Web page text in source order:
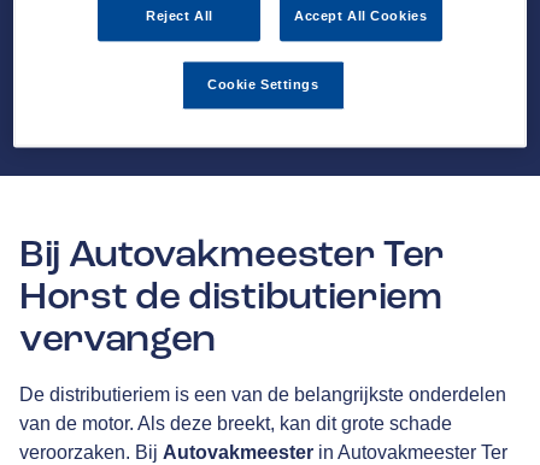
Bij Autovakmeester Ter
Horst de distibutieriem
vervangen
De distributieriem is een van de belangrijkste onderdelen
van de motor. Als deze breekt, kan dit grote schade
veroorzaken. Bij Autovakmeester in Autovakmeester Ter
Reject All Accept All Cookies
Cookie Settings